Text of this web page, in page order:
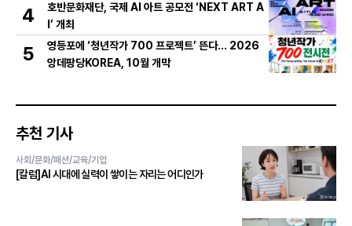
4
호반문화재단, 국제 AI 아트 공모전 ‘NEXT ART A
I’ 개최
5
영등포에 ‘청년작가 700 프로젝트’ 뜬다… 2026
앙데팡당KOREA, 10월 개막
추천 기사
사회/문화/패션/교육/기업
[칼럼]AI 시대에 실력이 쌓이는 자리는 어디인가